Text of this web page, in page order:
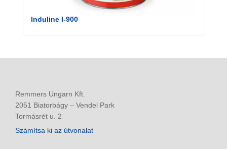
Induline I-900
Remmers Ungarn Kft.
2051 Biatorbágy – Vendel Park
Tormásrét u. 2
Számítsa ki az útvonalat